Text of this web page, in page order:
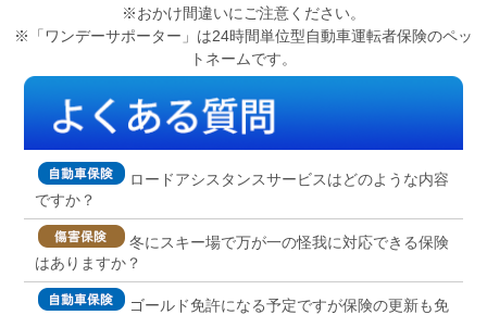
※おかけ間違いにご注意ください。
※「ワンデーサポーター」は24時間単位型自動車運転者保険のペッ
トネームです。
ロードアシスタンスサービスはどのような内容
ですか？
冬にスキー場で万が一の怪我に対応できる保険
はありますか？
ゴールド免許になる予定ですが保険の更新も免